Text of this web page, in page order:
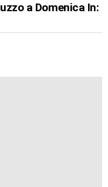
a Domenica In: